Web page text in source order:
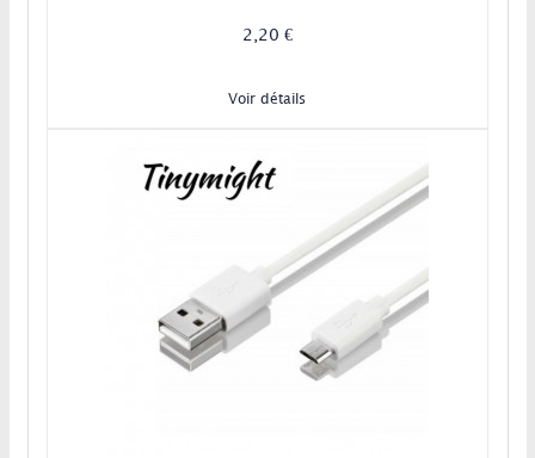
2,20 €
Voir détails